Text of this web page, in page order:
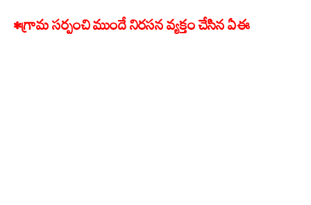
•గ్రామ సర్పంచి ముందే నిరసన వ్యక్తం చేసిన ఏఈ